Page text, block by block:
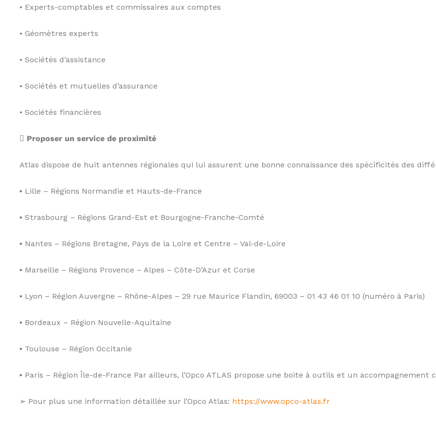
• Experts-comptables et commissaires aux comptes
• Géomètres experts
• Sociétés d’assistance
• Sociétés et mutuelles d’assurance
• Sociétés financières
 Proposer un service de proximité
Atlas dispose de huit antennes régionales qui lui assurent une bonne connaissance des spécificités des
▪ Lille – Régions Normandie et Hauts-de-France
▪ Strasbourg – Régions Grand-Est et Bourgogne-Franche-Comté
▪ Nantes – Régions Bretagne, Pays de la Loire et Centre – Val-de-Loire
▪ Marseille – Régions Provence – Alpes – Côte-D’Azur et Corse
▪ Lyon – Région Auvergne – Rhône-Alpes – 29 rue Maurice Flandin, 69003 – 01 43 46 01 10 (numéro à Paris)
▪ Bordeaux – Région Nouvelle-Aquitaine
▪ Toulouse – Région Occitanie
▪ Paris – Région Île-de-France Par ailleurs, l’Opco ATLAS propose une boite à outils et un accompagnement
➢ Pour plus une information détaillée sur l’Opco Atlas: https://www.opco-atlas.fr